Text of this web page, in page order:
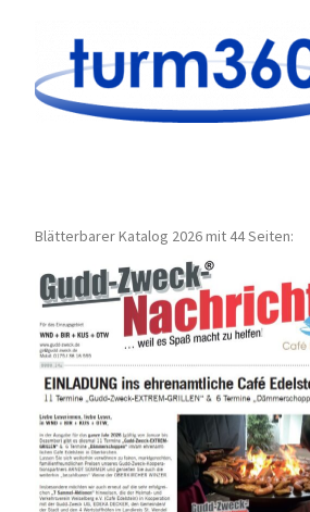
Blätterbarer Katalog 2026 mit 44 Seiten: